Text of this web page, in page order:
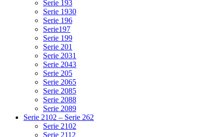
Serie 193
Serie 1930
Serie 196
Serie197
Serie 199
Serie 201
Serie 2031
Serie 2043
Serie 205
Serie 2065
Serie 2085
Serie 2088
Serie 2089
Serie 2102 – Serie 262
Serie 2102
Serie 2112